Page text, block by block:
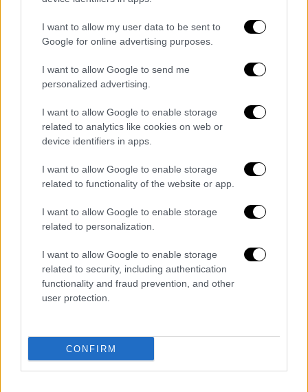
I want to allow my user data to be sent to
Google for online advertising purposes.
I want to allow Google to send me
personalized advertising.
I want to allow Google to enable storage
related to analytics like cookies on web or
device identifiers in apps.
I want to allow Google to enable storage
related to functionality of the website or app.
I want to allow Google to enable storage
related to personalization.
I want to allow Google to enable storage
related to security, including authentication
functionality and fraud prevention, and other
user protection.
CONFIRM
Manuel Coletta, la Procura libera la
salma: camera ardente a Pagani, il
sindaco annuncia il lutto cittadino
- Pubblicità -